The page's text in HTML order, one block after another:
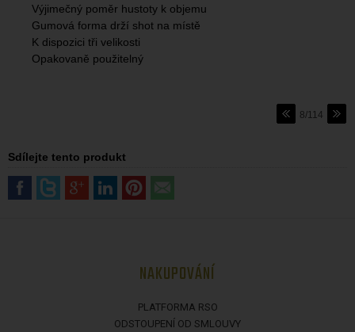
Výjimečný poměr hustoty k objemu
Gumová forma drží shot na místě
K dispozici tři velikosti
Opakovaně použitelný
8/114
Sdílejte tento produkt
NAKUPOVÁNÍ
PLATFORMA RSO
ODSTOUPENÍ OD SMLOUVY